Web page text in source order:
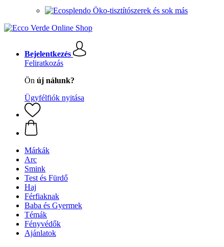
Öko-tisztítószerek és sok más
Bejelentkezés
Feliratkozás
Ön új nálunk?
Ügyfélfiók nyitása
Márkák
Arc
Smink
Test és Fürdő
Haj
Férfiaknak
Baba és Gyermek
Témák
Fényvédők
Ajánlatok